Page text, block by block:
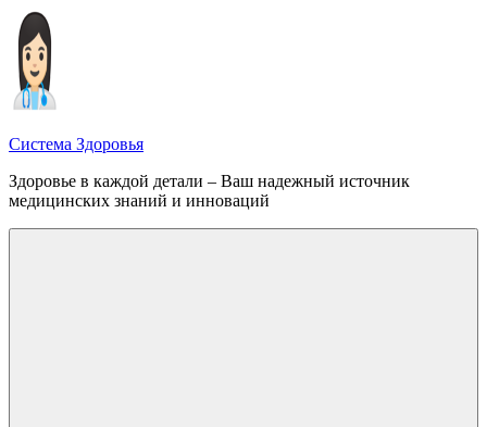
Перейти
содержимому
Система Здоровья
Здоровье в каждой детали – Ваш надежный источник
медицинских знаний и инноваций